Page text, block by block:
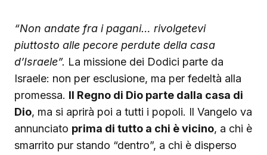
“Non andate fra i pagani… rivolgetevi
piuttosto alle pecore perdute della casa
d’Israele”. La missione dei Dodici parte da
Israele: non per esclusione, ma per fedeltà alla
promessa. Il Regno di Dio parte dalla casa di
Dio, ma si aprirà poi a tutti i popoli. Il Vangelo va
annunciato prima di tutto a chi è vicino, a chi è
smarrito pur stando “dentro”, a chi è disperso